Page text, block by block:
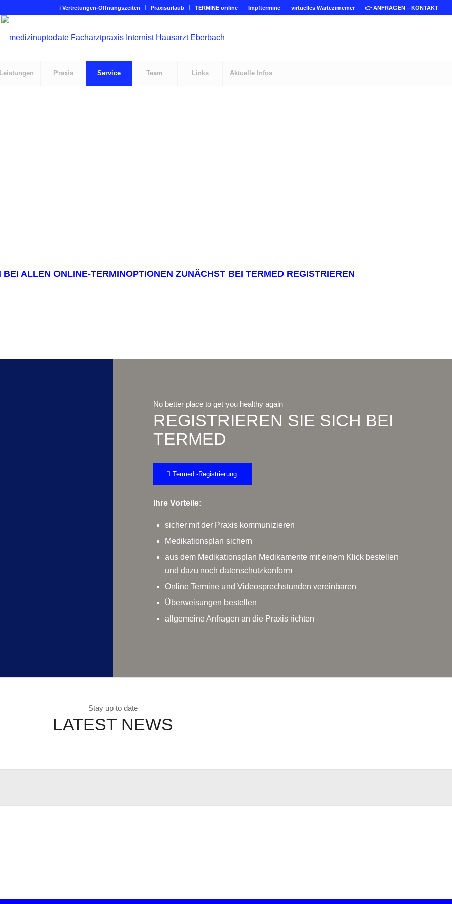
ℹ Vertretungen-Öffnungszeiten Praxisurlaub TERMINE online Impftermine virtuelles Wartezimemer 👉 ANFRAGEN – KONTAKT
Leistungen Praxis Service Team Links Aktuelle Infos
ALLEN ONLINE-TERMINOPTIONEN ZUNÄCHST BEI TERMED REGISTRIEREN
No better place to get you healthy again
REGISTRIEREN SIE SICH BEI
TERMED
Termed -Registrierung
Ihre Vorteile:
sicher mit der Praxis kommunizieren
Medikationsplan sichern
aus dem Medikationsplan Medikamente mit einem Klick bestellen
und dazu noch datenschutzkonform
Online Termine und Videosprechstunden vereinbaren
Überweisungen bestellen
allgemeine Anfragen an die Praxis richten
Stay up to date
LATEST NEWS